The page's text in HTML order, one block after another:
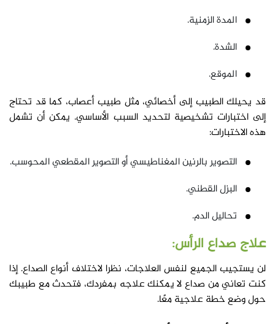
المدة الزمنية.
الشدة.
الموقع.
قد يحيلك الطبيب إلى أخصائي، مثل طبيب أعصاب، كما قد تحتاج
إلى اختبارات تشخيصية لتحديد السبب الأساسي. يمكن أن تشمل
هذه الاختبارات:
التصوير بالرنين المغناطيسي أو التصوير المقطعي المحوسب.
البزل القطني.
تحاليل الدم.
علاج صداع الرأس:
لن يستجيب الجميع لنفس العلاجات، نظرا لاختلاف أنواع الصداع. إذا
كنت تعاني من صداع لا يمكنك علاجه بمفردك، فتحدث مع طبيبك
حول وضع خطة علاجية معًا.